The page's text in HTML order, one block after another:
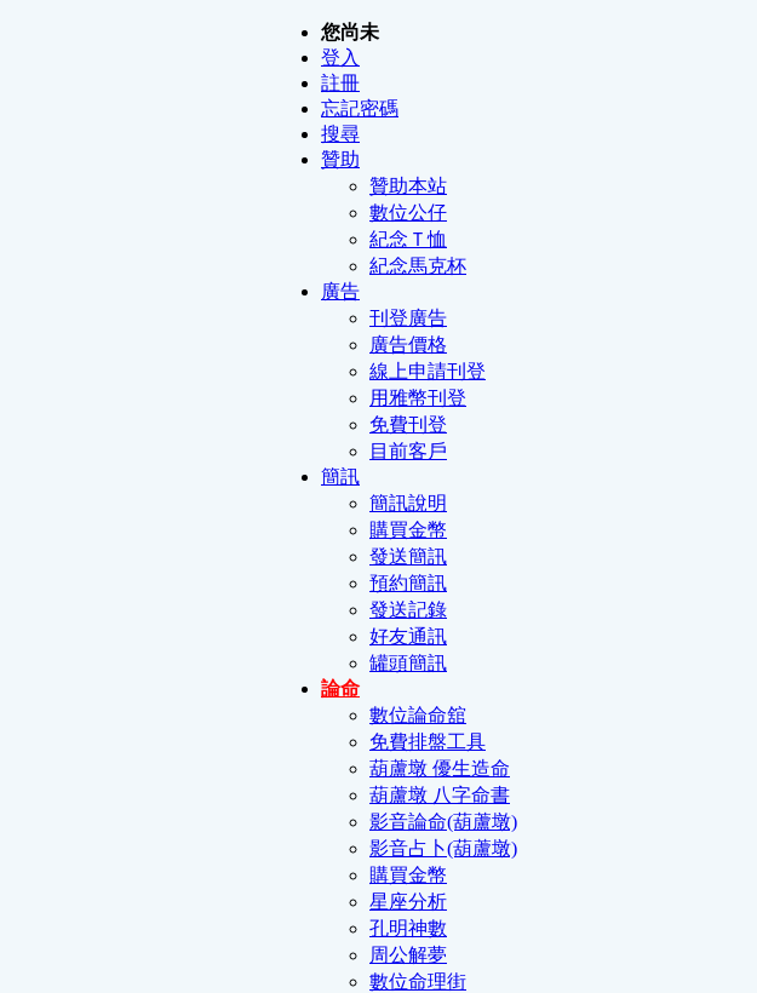
您尚未
登入
註冊
忘記密碼
搜尋
贊助
贊助本站
數位公仔
紀念Ｔ恤
紀念馬克杯
廣告
刊登廣告
廣告價格
線上申請刊登
用雅幣刊登
免費刊登
目前客戶
簡訊
簡訊說明
購買金幣
發送簡訊
預約簡訊
發送記錄
好友通訊
罐頭簡訊
論命
數位論命舘
免費排盤工具
葫蘆墩 優生造命
葫蘆墩 八字命書
影音論命(葫蘆墩)
影音占卜(葫蘆墩)
購買金幣
星座分析
孔明神數
周公解夢
數位命理街